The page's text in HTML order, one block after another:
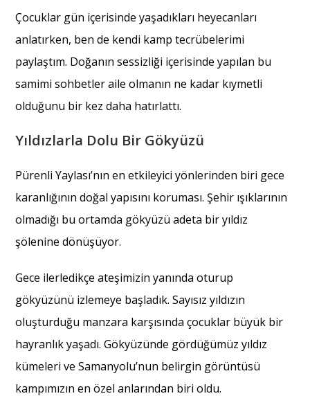
Çocuklar gün içerisinde yaşadıkları heyecanları
anlatırken, ben de kendi kamp tecrübelerimi
paylaştım. Doğanın sessizliği içerisinde yapılan bu
samimi sohbetler aile olmanın ne kadar kıymetli
olduğunu bir kez daha hatırlattı.
Yıldızlarla Dolu Bir Gökyüzü
Pürenli Yaylası’nın en etkileyici yönlerinden biri gece
karanlığının doğal yapısını koruması. Şehir ışıklarının
olmadığı bu ortamda gökyüzü adeta bir yıldız
şölenine dönüşüyor.
Gece ilerledikçe ateşimizin yanında oturup
gökyüzünü izlemeye başladık. Sayısız yıldızın
oluşturduğu manzara karşısında çocuklar büyük bir
hayranlık yaşadı. Gökyüzünde gördüğümüz yıldız
kümeleri ve Samanyolu’nun belirgin görüntüsü
kampımızın en özel anlarından biri oldu.